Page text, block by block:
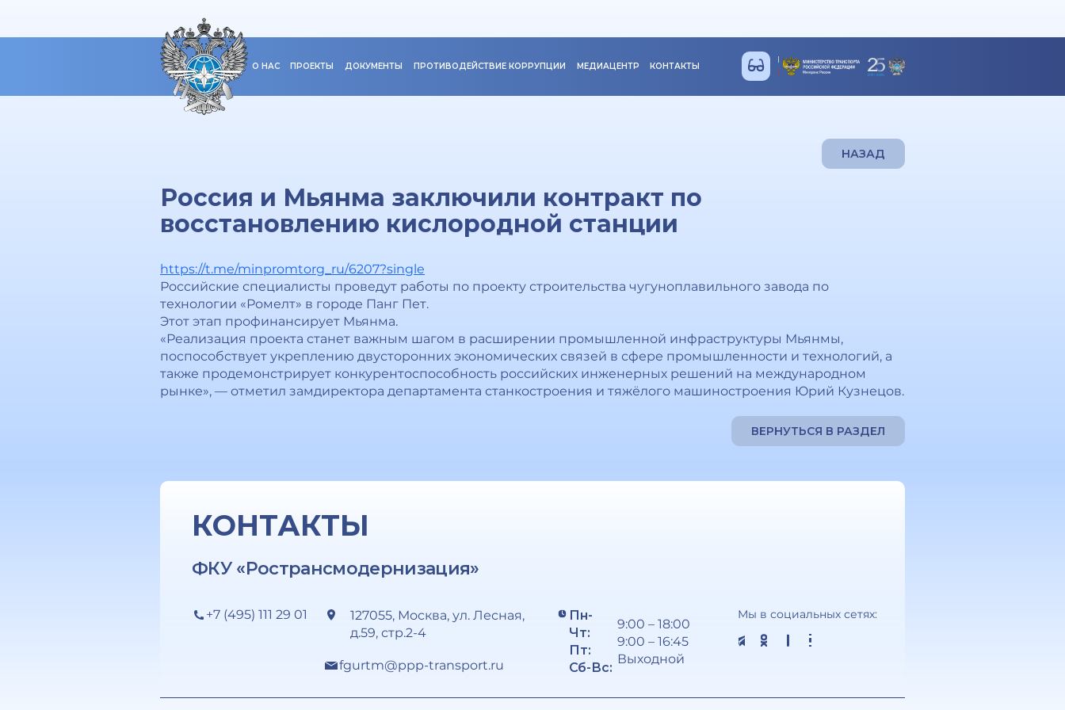
О НАС ПРОЕКТЫ ДОКУМЕНТЫ ПРОТИВОДЕЙСТВИЕ КОРРУПЦИИ МЕДИАЦЕНТР КОНТАКТЫ
НАЗАД
Россия и Мьянма заключили контракт по
восстановлению кислородной станции
https://t.me/minpromtorg_ru/6207?single
Российские специалисты проведут работы по проекту строительства чугуноплавильного завода по
технологии «Ромелт» в городе Панг Пет.
Этот этап профинансирует Мьянма.
«Реализация проекта станет важным шагом в расширении промышленной инфраструктуры Мьянмы,
поспособствует укреплению двусторонних экономических связей в сфере промышленности и технологий, а
также продемонстрирует конкурентоспособность российских инженерных решений на международном
рынке», — отметил замдиректора департамента станкостроения и тяжёлого машиностроения Юрий Кузнецов.
ВЕРНУТЬСЯ В РАЗДЕЛ
КОНТАКТЫ
ФКУ «Ространсмодернизация»
+7 (495) 111 29 01
127055, Москва, ул. Лесная,
д.59, стр.2-4
fgurtm@ppp-transport.ru
Пн-
Чт:
Пт:
Сб-Вс:
9:00 – 18:00
9:00 – 16:45
Выходной
Мы в социальных сетях: